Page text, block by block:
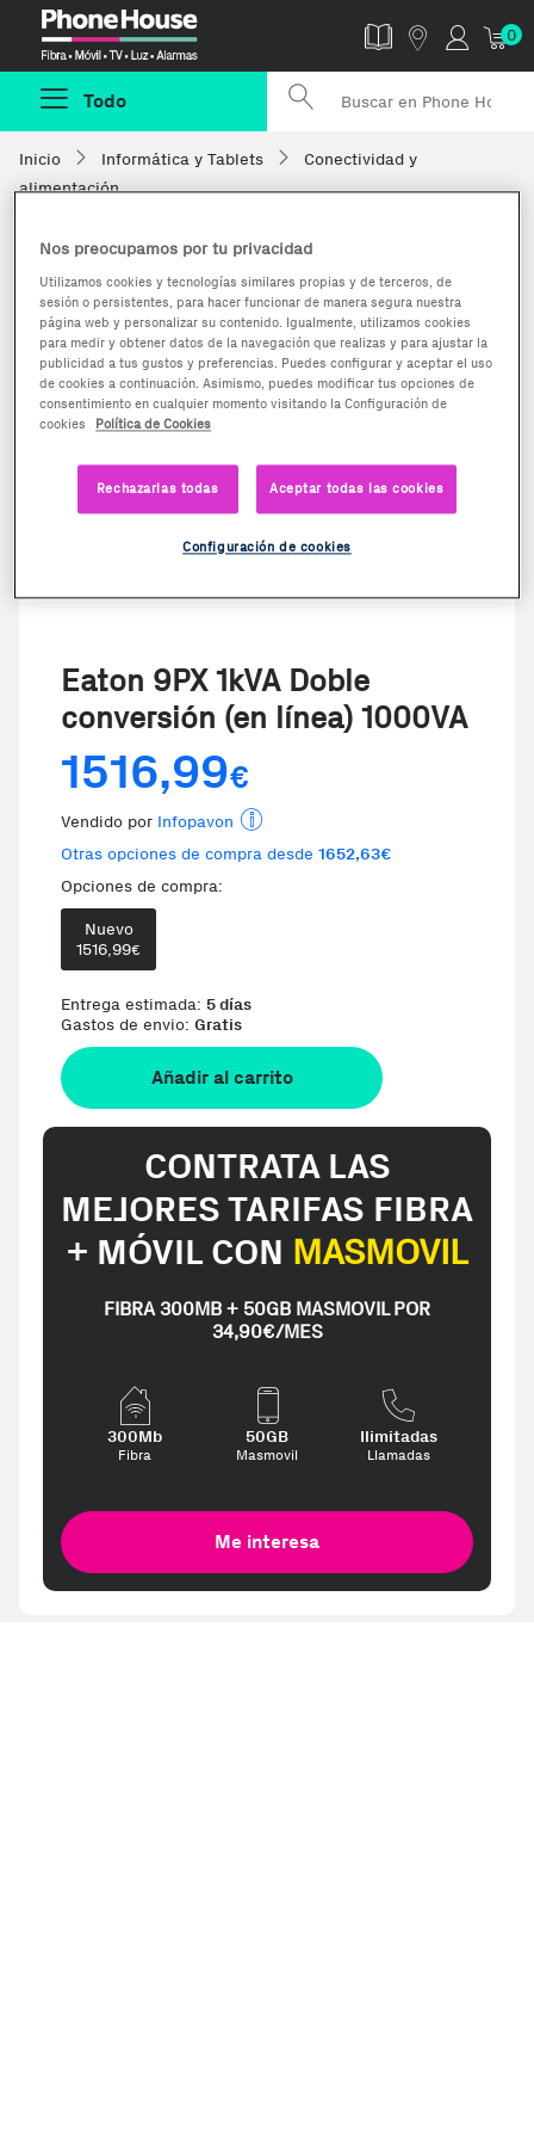
0
Todo
Inicio Informática y Tablets
Conectividad y
alimentación
Eaton 9PX 1kVA Doble
conversión (en línea) 1000VA
1516,99€
Vendido por Infopavon
Otras opciones de compra desde 1652,63€
Opciones de compra:
Nuevo
1516,99€
Entrega estimada: 5 días
Gastos de envio: Gratis
Añadir al carrito
CONTRATA LAS
MEJORES TARIFAS FIBRA
+ MÓVIL CON MASMOVIL
FIBRA 300MB + 50GB MASMOVIL POR
34,90€/MES
300Mb
Fibra
50GB
Masmovil
Ilimitadas
Llamadas
Me interesa
Nos preocupamos por tu privacidad
Utilizamos cookies y tecnologías similares propias y de terceros, de
sesión o persistentes, para hacer funcionar de manera segura nuestra
página web y personalizar su contenido. Igualmente, utilizamos cookies
para medir y obtener datos de la navegación que realizas y para ajustar la
publicidad a tus gustos y preferencias. Puedes configurar y aceptar el uso
de cookies a continuación. Asimismo, puedes modificar tus opciones de
consentimiento en cualquier momento visitando la Configuración de
cookies
Política de Cookies
Rechazarlas todas Aceptar todas las cookies
Configuración de cookies